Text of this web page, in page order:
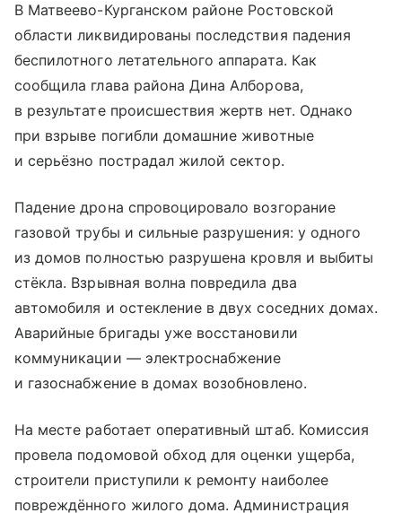
В Матвеево-Курганском районе Ростовской
области ликвидированы последствия падения
беспилотного летательного аппарата. Как
сообщила глава района Дина Алборова,
в результате происшествия жертв нет. Однако
при взрыве погибли домашние животные
и серьёзно пострадал жилой сектор.
Падение дрона спровоцировало возгорание
газовой трубы и сильные разрушения: у одного
из домов полностью разрушена кровля и выбиты
стёкла. Взрывная волна повредила два
автомобиля и остекление в двух соседних домах.
Аварийные бригады уже восстановили
коммуникации — электроснабжение
и газоснабжение в домах возобновлено.
На месте работает оперативный штаб. Комиссия
провела подомовой обход для оценки ущерба,
строители приступили к ремонту наиболее
повреждённого жилого дома. Администрация